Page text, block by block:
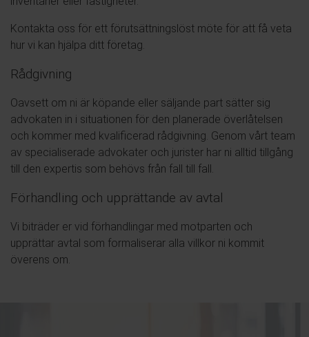
Kontakta oss för ett förutsättningslöst möte för att få veta
hur vi kan hjälpa ditt företag.
Rådgivning
Oavsett om ni är köpande eller säljande part sätter sig
advokaten in i situationen för den planerade överlåtelsen
och kommer med kvalificerad rådgivning. Genom vårt team
av specialiserade advokater och jurister har ni alltid tillgång
till den expertis som behövs från fall till fall.
Förhandling och upprättande av avtal
Vi biträder er vid förhandlingar med motparten och
upprättar avtal som formaliserar alla villkor ni kommit
överens om.